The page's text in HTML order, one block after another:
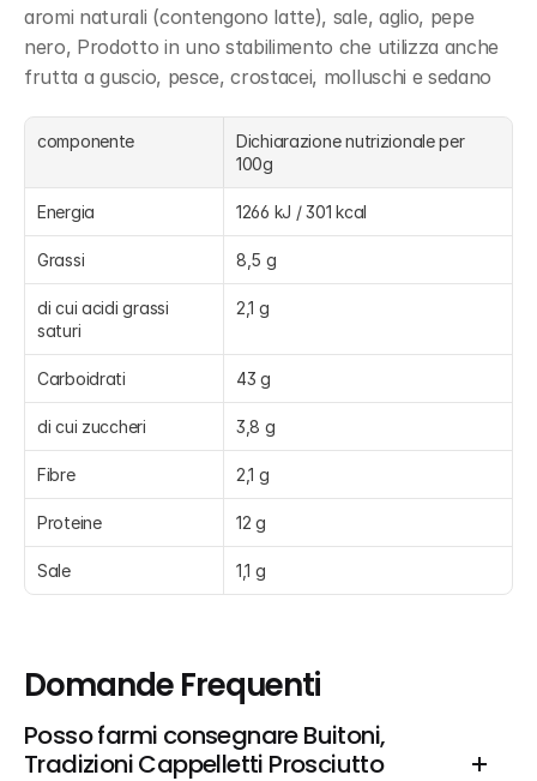
aromi naturali (contengono latte), sale, aglio, pepe
nero, Prodotto in uno stabilimento che utilizza anche
frutta a guscio, pesce, crostacei, molluschi e sedano
componente
Dichiarazione nutrizionale per
100g
Energia 1266 kJ / 301 kcal
Grassi 8,5 g
di cui acidi grassi
saturi
2,1 g
Carboidrati 43 g
di cui zuccheri 3,8 g
Fibre 2,1 g
Proteine 12 g
Sale 1,1 g
Domande Frequenti
Posso farmi consegnare Buitoni,
Tradizioni Cappelletti Prosciutto